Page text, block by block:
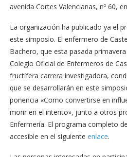
avenida Cortes Valencianas, nº 60,
La organización ha publicado ya el
este simposio. El enfermero de
Bachero, que esta pasada
Colegio Oficial de Enfermeros de
fructífera carrera investigadora,
que se desarrollarán en este
ponencia «Como convertirse en
morir en el intento», junto a otros
Enfermería. El programa completo
accesible en el siguiente enlace.